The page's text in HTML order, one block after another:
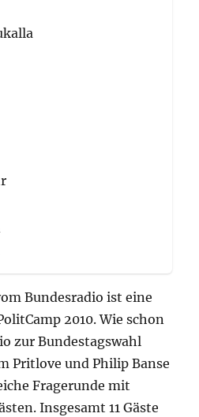
Bundesradio ist eine
2010. Wie schon
zur Bundestagswahl
Pritlove und Philip Banse
Fragerunde mit
Insgesamt 11 Gäste